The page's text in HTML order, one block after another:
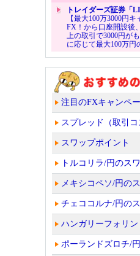
トレイダーズ証券「
【最大100万3000円
FX！から口座開設後
上の取引で3000円が
に応じて最大100万円
注目のFXキャンペ
スプレッド（取引コ
スワップポイント
トルコリラ/円のス
メキシコペソ/円の
チェココルナ/円の
ハンガリーフォリ
ポーランドズロチ/